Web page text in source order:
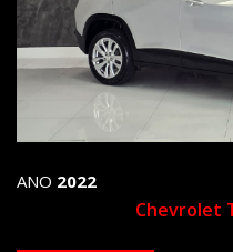
ANO 2022
Chevrolet